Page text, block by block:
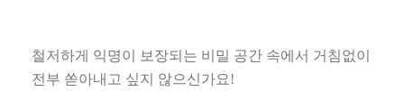
철저하게 익명이 보장되는 비밀 공간 속에서 거침없이
전부 쏟아내고 싶지 않으신가요 !